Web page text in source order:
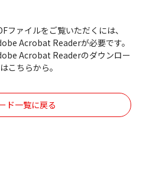
取扱説明書は、複製、賃
信、または公衆送信可能
ません。
、第三者に譲渡あるいは
きません。
ファイルをご覧いただくには、
Acrobat Readerが必要です。
Acrobat Readerのダウンロー
こちらから。
ド一覧に戻る